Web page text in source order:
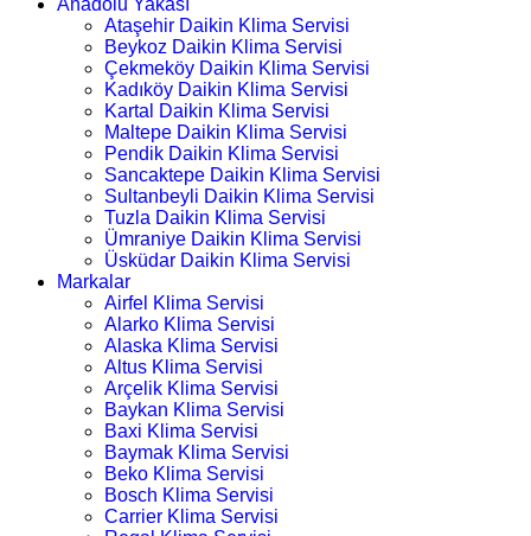
Anadolu Yakası
Ataşehir Daikin Klima Servisi
Beykoz Daikin Klima Servisi
Çekmeköy Daikin Klima Servisi
Kadıköy Daikin Klima Servisi
Kartal Daikin Klima Servisi
Maltepe Daikin Klima Servisi
Pendik Daikin Klima Servisi
Sancaktepe Daikin Klima Servisi
Sultanbeyli Daikin Klima Servisi
Tuzla Daikin Klima Servisi
Ümraniye Daikin Klima Servisi
Üsküdar Daikin Klima Servisi
Markalar
Airfel Klima Servisi
Alarko Klima Servisi
Alaska Klima Servisi
Altus Klima Servisi
Arçelik Klima Servisi
Baykan Klima Servisi
Baxi Klima Servisi
Baymak Klima Servisi
Beko Klima Servisi
Bosch Klima Servisi
Carrier Klima Servisi